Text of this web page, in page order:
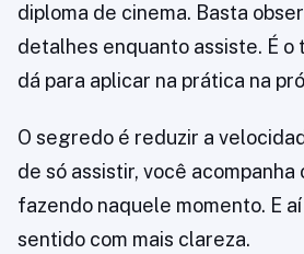
diploma de cinema. Basta
detalhes enquanto assiste. É o
dá para aplicar na prática na
O segredo é reduzir a
de só assistir, você acompanha
fazendo naquele momento. E
sentido com mais clareza.